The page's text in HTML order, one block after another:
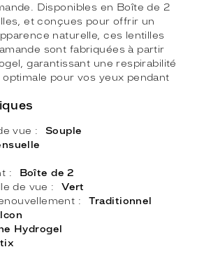
Disponibles en Boîte de 2
et conçues pour offrir un
naturelle, ces lentilles
sont fabriquées à partir
garantissant une respirabilité
pour vos yeux pendant
vue
Souple
Boîte de 2
de vue
Vert
Traditionnel
Hydrogel